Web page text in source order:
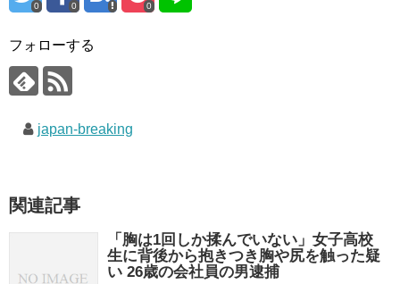
0 0 0
フォローする
japan-breaking
関連記事
「胸は1回しか揉んでいない」女子高校
生に背後から抱きつき胸や尻を触った疑
い 26歳の会社員の男逮捕